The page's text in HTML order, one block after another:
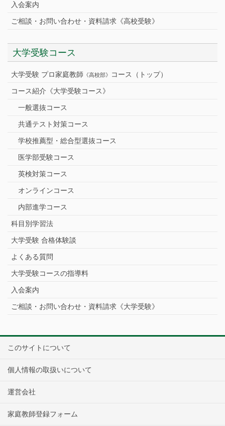
入会案内
ご相談・お問い合わせ・資料請求《高校受験》
大学受験コース
大学受験 プロ家庭教師 《高校部》 コース（トップ）
コース紹介《大学受験コース》
一般選抜コース
共通テスト対策コース
学校推薦型・総合型選抜コース
医学部受験コース
英検対策コース
オンラインコース
内部進学コース
科目別学習法
大学受験 合格体験談
よくある質問
大学受験コースの指導料
入会案内
ご相談・お問い合わせ・資料請求《大学受験》
このサイトについて
個人情報の取扱いについて
運営会社
家庭教師登録フォーム